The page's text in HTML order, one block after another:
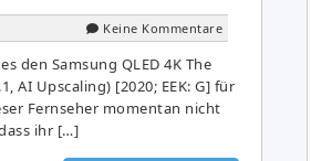
Keine Kommentare
den Samsung QLED 4K The
AI Upscaling) [2020; EEK: G] für
Fernseher momentan nicht
ihr […]